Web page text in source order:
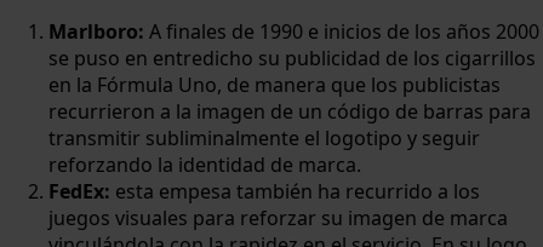
Marlboro: A finales de 1990 e inicios de los años 2000
se puso en entredicho su publicidad de los cigarrillos
en la Fórmula Uno, de manera que los publicistas
recurrieron a la imagen de un código de barras para
transmitir subliminalmente el logotipo y seguir
reforzando la identidad de marca.
FedEx: esta empesa también ha recurrido a los
juegos visuales para reforzar su imagen de marca